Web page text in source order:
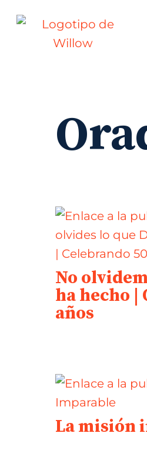
No
ha hecho |
años
La misión